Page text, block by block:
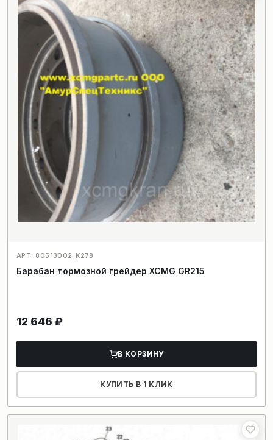
АРТ: 80513002_K278
Барабан тормозной грейдер XCMG GR215
12 646 ₽
В КОРЗИНУ
КУПИТЬ В 1 КЛИК